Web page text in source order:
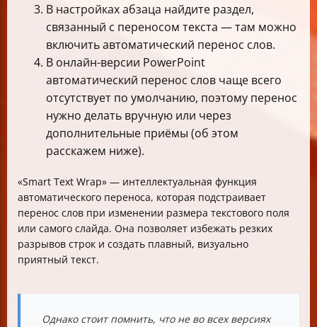
В настройках абзаца найдите раздел,
связанный с переносом текста — там можно
включить автоматический перенос слов.
В онлайн-версии PowerPoint
автоматический перенос слов чаще всего
отсутствует по умолчанию, поэтому перенос
нужно делать вручную или через
дополнительные приёмы (об этом
расскажем ниже).
«Smart Text Wrap» — интеллектуальная функция
автоматического переноса, которая подстраивает
перенос слов при изменении размера текстового поля
или самого слайда. Она позволяет избежать резких
разрывов строк и создать плавный, визуально
приятный текст.
Однако стоит помнить, что не во всех версиях